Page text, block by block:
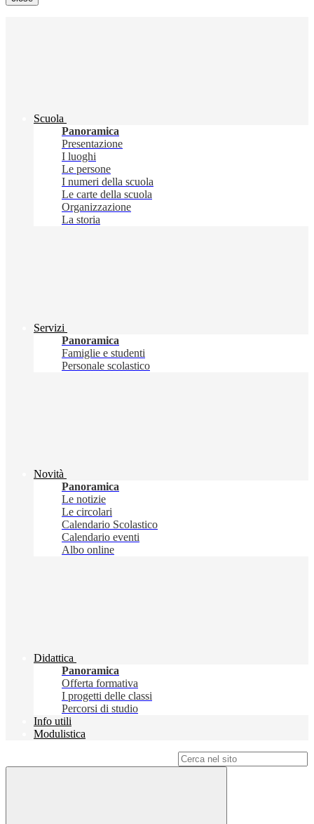
Scuola
Panoramica
Presentazione
I luoghi
Le persone
I numeri della scuola
Le carte della scuola
Organizzazione
La storia
Servizi
Panoramica
Famiglie e studenti
Personale scolastico
Novità
Panoramica
Le notizie
Le circolari
Calendario Scolastico
Calendario eventi
Albo online
Didattica
Panoramica
Offerta formativa
I progetti delle classi
Percorsi di studio
Info utili
Modulistica